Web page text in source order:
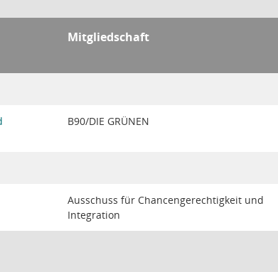
Mitgliedschaft
B90/DIE GRÜNEN
Ausschuss für Chancengerechtigkeit und
Integration